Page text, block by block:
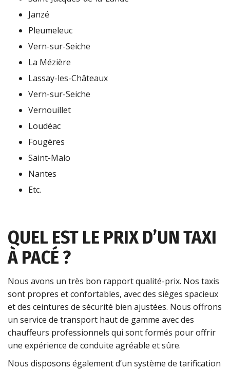
Janzé
Pleumeleuc
Vern-sur-Seiche
La Mézière
Lassay-les-Châteaux
Vern-sur-Seiche
Vernouillet
Loudéac
Fougères
Saint-Malo
Nantes
Etc.
QUEL EST LE PRIX D’UN TAXI
À PACÉ ?
Nous avons un très bon rapport qualité-prix. Nos taxis
sont propres et confortables, avec des sièges spacieux
et des ceintures de sécurité bien ajustées. Nous offrons
un service de transport haut de gamme avec des
chauffeurs professionnels qui sont formés pour offrir
une expérience de conduite agréable et sûre.
Nous disposons également d’un système de tarification